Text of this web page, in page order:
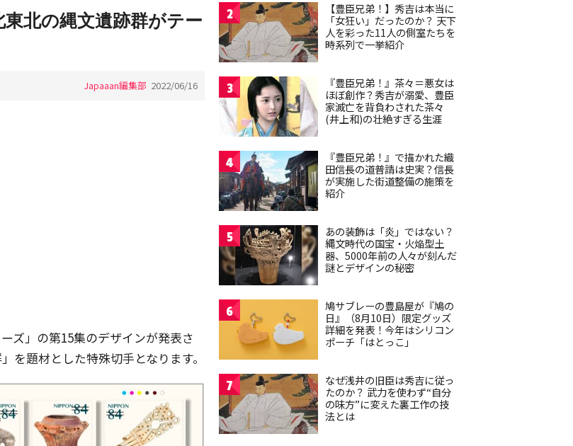
北の縄文遺跡群がテー
Japaaan編集部 2022/06/16
ズ」の第15集のデザインが発表さ
を題材とした特殊切手となります。
2
【豊臣兄弟！】秀吉は本当に
「女狂い」だったのか？ 天下
人を彩った11人の側室たちを
時系列で一挙紹介
3
『豊臣兄弟！』茶々＝悪女は
ほぼ創作？秀吉が溺愛、豊臣
家滅亡を背負わされた茶々
(井上和)の壮絶すぎる生涯
4
『豊臣兄弟！』で描かれた織
田信長の道普請は史実？信長
が実施した街道整備の施策を
紹介
5
あの装飾は「炎」ではない？
縄文時代の国宝・火焔型土
器、5000年前の人々が刻んだ
謎とデザインの秘密
6
鳩サブレーの豊島屋が『鳩の
日』（8月10日）限定グッズ
詳細を発表！今年はシリコン
ポーチ「はとっこ」
7
なぜ浅井の旧臣は秀吉に従っ
たのか？ 武力を使わず“自分
の味方”に変えた裏工作の技
法とは